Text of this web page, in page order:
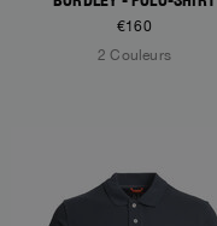
€160
2 Couleurs